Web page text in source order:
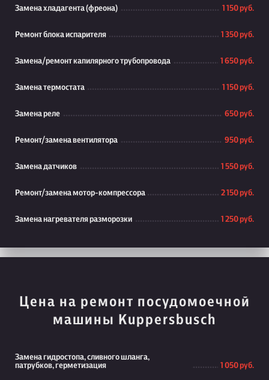
Замена хладагента (фреона) 1 150 руб.
Ремонт блока испарителя 1 350 руб.
Замена/ремонт капилярного трубопровода 1 650 руб.
Замена термостата 1 150 руб.
Замена реле 650 руб.
Ремонт/замена вентилятора 950 руб.
Замена датчиков 1 550 руб.
Ремонт/замена мотор-компрессора 2 150 руб.
Замена нагревателя разморозки 1 250 руб.
Цена на ремонт посудомоечной
машины Kuppersbusch
Замена гидростопа, сливного шланга,
патрубков, герметизация
1 050 руб.